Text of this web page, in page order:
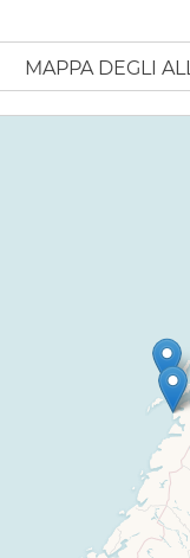
MAPPA DEGLI